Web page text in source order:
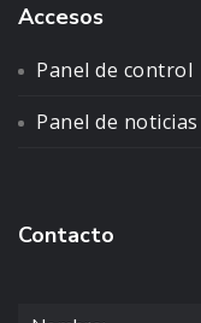
Accesos
Panel de control
Panel de noticias
Contacto